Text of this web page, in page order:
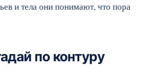
и тела они понимают, что пора
по контуру